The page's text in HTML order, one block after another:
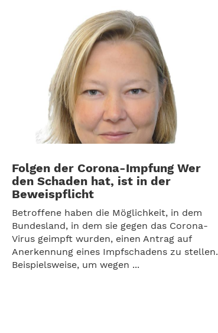
Folgen der Corona-Impfung Wer
den Schaden hat, ist in der
Beweispflicht
Betroffene haben die Möglichkeit, in dem
Bundesland, in dem sie gegen das Corona-
Virus geimpft wurden, einen Antrag auf
Anerkennung eines Impfschadens zu stellen.
Beispielsweise, um wegen ...